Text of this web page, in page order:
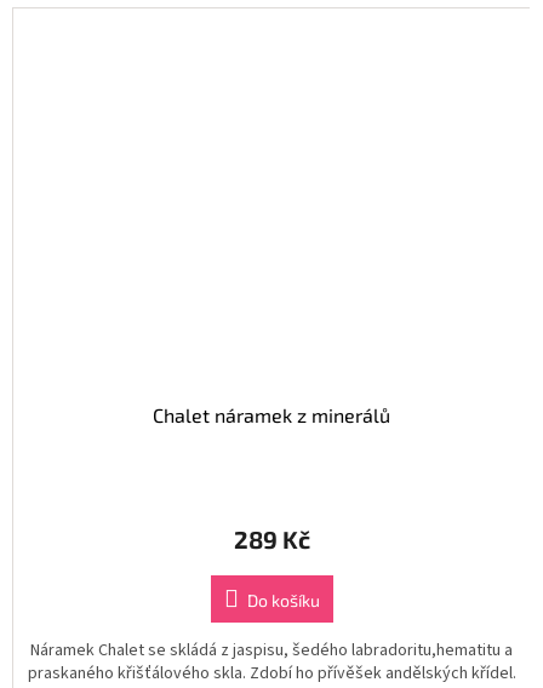
Chalet náramek z minerálů
289 Kč
Do košíku
Náramek Chalet se skládá z jaspisu, šedého labradoritu,hematitu a
praskaného křišťálového skla. Zdobí ho přívěšek andělských křídel.